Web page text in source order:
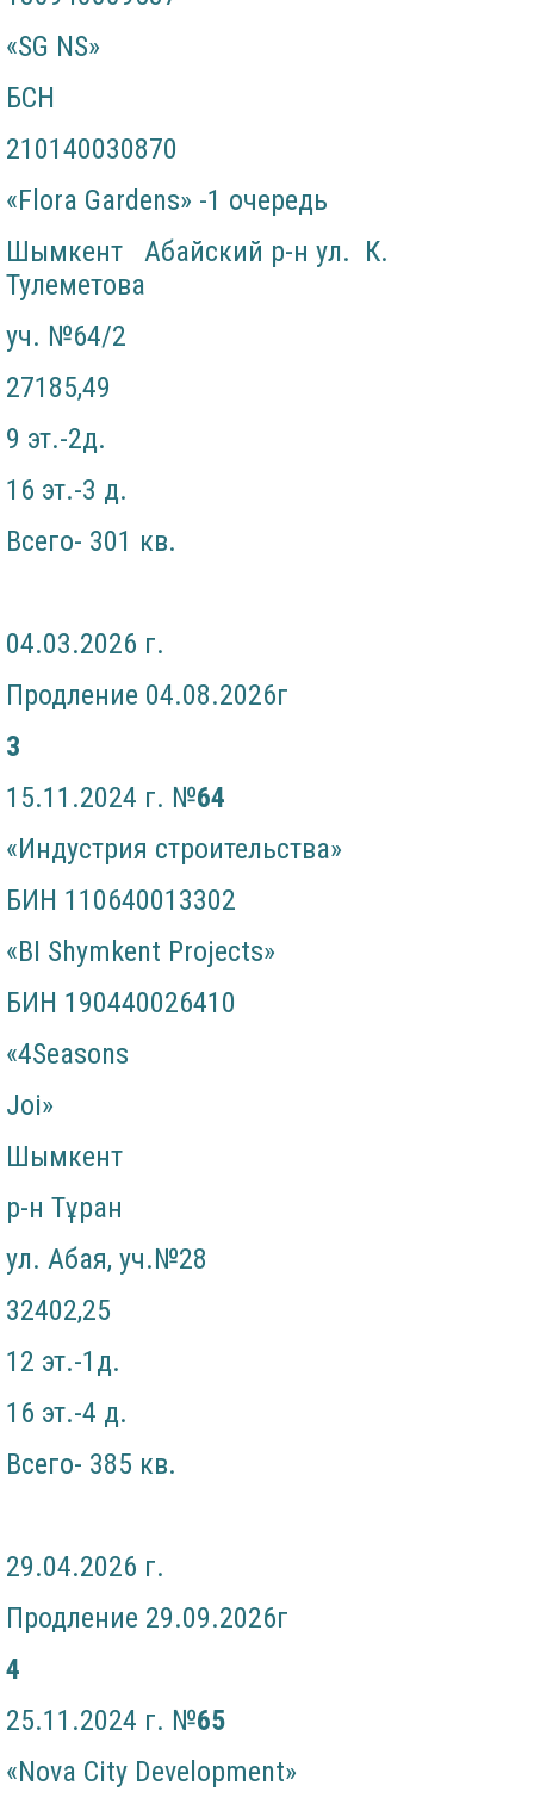
«SG NS»
БСН
210140030870
«Flora Gardens» -1 очередь
Шымкент Абайский р-н ул. К.
Тулеметова
уч. №64/2
27185,49
9 эт.-2д.
16 эт.-3 д.
Всего- 301 кв.
04.03.2026 г.
Продление 04.08.2026г
3
15.11.2024 г. №64
«Индустрия строительства»
БИН 110640013302
«BI Shymkent Projects»
БИН 190440026410
«4Seasons
Joi»
Шымкент
р-н Тұран
ул. Абая, уч.№28
32402,25
12 эт.-1д.
16 эт.-4 д.
Всего- 385 кв.
29.04.2026 г.
Продление 29.09.2026г
4
25.11.2024 г. №65
«Nova City Development»